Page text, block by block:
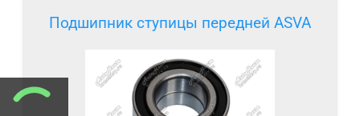
Подшипник ступицы передней ASVA